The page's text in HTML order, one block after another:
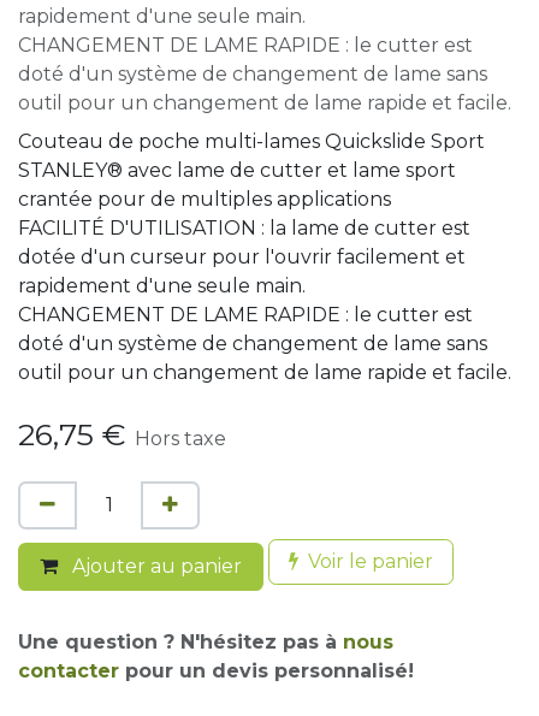
rapidement d'une seule main.
CHANGEMENT DE LAME RAPIDE : le cutter est
doté d'un système de changement de lame sans
outil pour un changement de lame rapide et facile.
Couteau de poche multi-lames Quickslide Sport
STANLEY® avec lame de cutter et lame sport
crantée pour de multiples applications
FACILITÉ D'UTILISATION : la lame de cutter est
dotée d'un curseur pour l'ouvrir facilement et
rapidement d'une seule main.
CHANGEMENT DE LAME RAPIDE : le cutter est
doté d'un système de changement de lame sans
outil pour un changement de lame rapide et facile.
26,75 € Hors taxe
Ajouter au panier Voir le panier
Une question ? N'hésitez pas à nous
contacter pour un devis personnalisé!